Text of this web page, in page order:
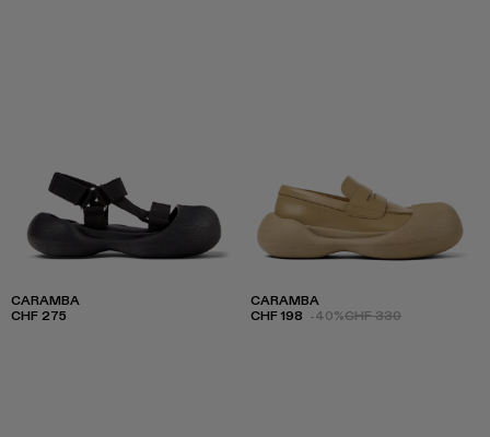
CARAMBA
CHF 275
CARAMBA
CHF 198 -40%CHF 330